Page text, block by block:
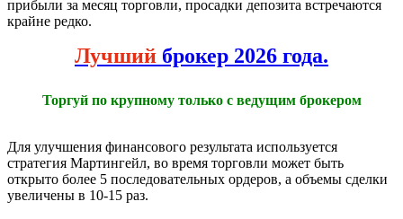
прибыли за месяц торговли, просадки депозита встречаются
крайне редко.
Лучший брокер 2026 года.
Торгуй по крупному только с ведущим брокером
Для улучшения финансового результата используется
стратегия Мартингейл, во время торговли может быть
открыто более 5 последовательных ордеров, а объемы сделки
увеличены в 10-15 раз.